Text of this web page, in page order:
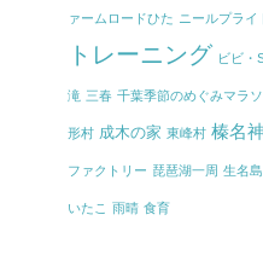
ァームロードひた ニールプライ
トレーニング ビビ・
滝 三春 千葉季節のめぐみマラ
形村 成木の家 東峰村 榛名
ファクトリー 琵琶湖一周 生名島
いたこ 雨晴 食育